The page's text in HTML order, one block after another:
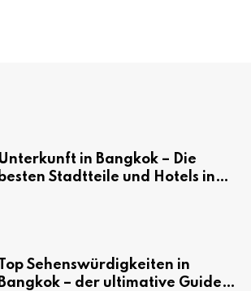
Unterkunft in Bangkok – Die
besten Stadtteile und Hotels in
Sehenswürdigkeiten in
Bangkok – der ultimative Guide